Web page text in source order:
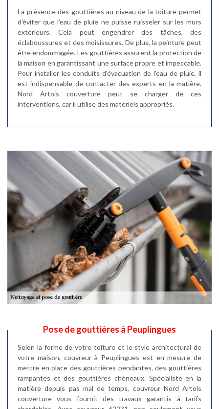
La présence des gouttières au niveau de la toiture permet
d'éviter que l'eau de pluie ne puisse ruisseler sur les murs
extérieurs. Cela peut engendrer des tâches, des
éclaboussures et des moisissures. De plus, la peinture peut
être endommagée. Les gouttières assurent la protection de
la maison en garantissant une surface propre et impeccable.
Pour installer les conduits d'évacuation de l'eau de pluie, il
est indispensable de contacter des experts en la matière.
Nord Artois couverture peut se charger de ces
interventions, car il utilise des matériels appropriés.
Pose de gouttières à Peuplingues
Selon la forme de votre toiture et le style architectural de
votre maison, couvreur à Peuplingues est en mesure de
mettre en place des gouttières pendantes, des gouttières
rampantes et des gouttières chéneaux. Spécialiste en la
matière depuis pas mal de temps, couvreur Nord Artois
couverture vous fournit des travaux garantis à tarifs